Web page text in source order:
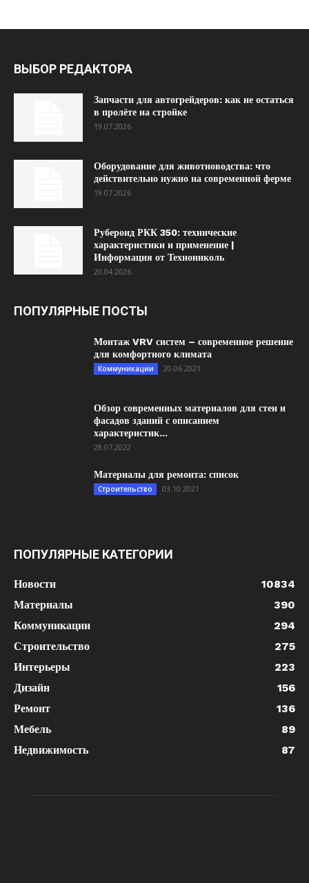
ВЫБОР РЕДАКТОРА
Запчасти для автогрейдеров: как не остаться
в пролёте на стройке
19.07.2026
Оборудование для животноводства: что
действительно нужно на современной ферме
19.07.2026
Рубероид РКК 350: технические
характеристики и применение |
Информация от Технониколь
20.04.2026
ПОПУЛЯРНЫЕ ПОСТЫ
Монтаж VRV систем – современное решение
для комфортного климата
Коммуникации 20.06.2021
Обзор современных материалов для стен и
фасадов зданий с описанием
характеристик...
28.07.2022
Материалы для ремонта: список
Строительство 03.10.2021
ПОПУЛЯРНЫЕ КАТЕГОРИИ
Новости
10834
Материалы
390
Коммуникации
294
Строительство
275
Интерьеры
223
Дизайн
156
Ремонт
136
Мебель
89
Недвижимость
87